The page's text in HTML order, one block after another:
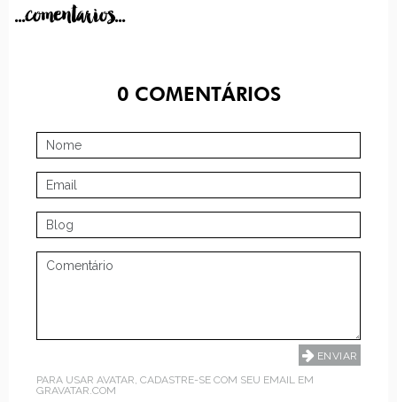
...comentarios...
0COMENTÁRIOS
PARA USAR AVATAR, CADASTRE-SE COM SEU EMAIL EM
GRAVATAR.COM